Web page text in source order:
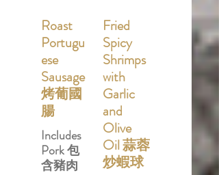
Roast
Portugu
ese
Sausage
烤葡國
腸
Includes
Pork 包
含豬肉
Fried
Spicy
Shrimps
with
Garlic
and
Olive
Oil 蒜蓉
炒蝦球